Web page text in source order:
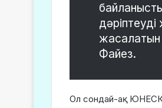
Файез.
Ол сондай-ақ